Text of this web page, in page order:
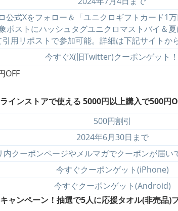
公式Xをフォロー＆「ユニクロギフトカード1
ポストにハッシュタグユニクロマストバイ＆
用リポストで参加可能。詳細は下記サイトか
今すぐX(旧Twitter)クーポンゲット！
インストアで使える 5000円以上購入で500円
500円割引
2024年6月30日まで
内クーポンページやメルマガでクーポンが届い
今すぐクーポンゲット(iPhone)
今すぐクーポンゲット(Android)
ャンペーン！抽選で5人に応援タオル(非売品)